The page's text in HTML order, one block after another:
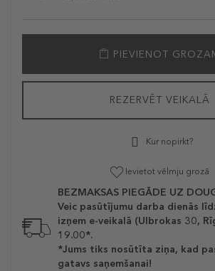
PIEVIENOT
REZERVĒT VEIKALĀ
Kur nopirkt?
Ievietot vēlmju grozā
BEZMAKSAS PIEGĀDE UZ
Veic pasūtījumu darba dienās
izņem e-veikalā (Ulbrokas 30,
19.00*.
*Jums tiks nosūtīta ziņa, kad
gatavs saņemšanai!